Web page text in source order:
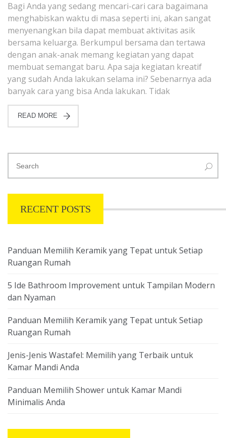
Bagi Anda yang sedang mencari-cari cara bagaimana
menghabiskan waktu di masa seperti ini, akan sangat
menyenangkan bila dapat membuat aktivitas asik
bersama keluarga. Berkumpul bersama dan tertawa
dengan anak-anak memang kegiatan yang dapat
membuat semangat baru. Apa saja kegiatan kreatif
yang sudah Anda lakukan selama ini? Sebenarnya ada
banyak cara yang bisa Anda lakukan. Tidak
READ MORE
RECENT POSTS
Panduan Memilih Keramik yang Tepat untuk Setiap
Ruangan Rumah
5 Ide Bathroom Improvement untuk Tampilan Modern
dan Nyaman
Panduan Memilih Keramik yang Tepat untuk Setiap
Ruangan Rumah
Jenis-Jenis Wastafel: Memilih yang Terbaik untuk
Kamar Mandi Anda
Panduan Memilih Shower untuk Kamar Mandi
Minimalis Anda